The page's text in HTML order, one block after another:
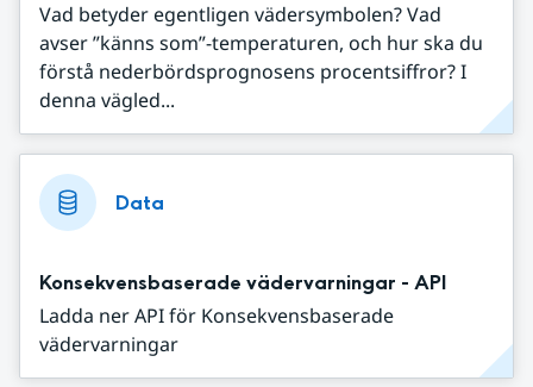
Vad betyder egentligen vädersymbolen? Vad
avser ”känns som”-temperaturen, och hur ska du
förstå nederbördsprognosens procentsiffror? I
denna vägled...
Data
Konsekvensbaserade vädervarningar - API
Ladda ner API för Konsekvensbaserade
vädervarningar